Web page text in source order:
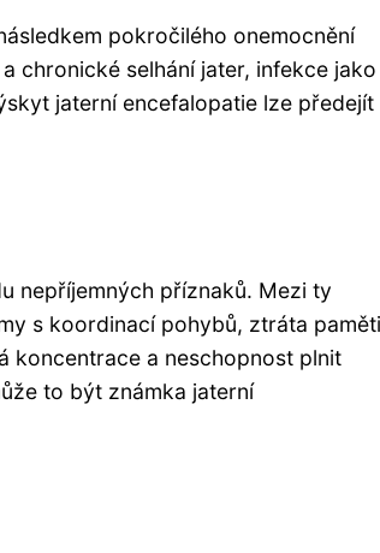
pokročilého onemocnění
chronické selhání jater, infekce jako
jaterní encefalopatie lze předejít
nepříjemných příznaků. Mezi ty
s koordinací pohybů, ztráta paměti
koncentrace a neschopnost plnit
to být známka jaterní